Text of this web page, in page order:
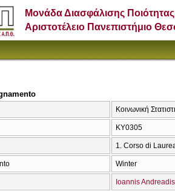
Μονάδα Διασφάλισης Ποιότητας
Αριστοτέλειο Πανεπιστήμιο
Κοινωνική
ΚΥ0305
1. Corso di
Winter
Ioannis Andreadis